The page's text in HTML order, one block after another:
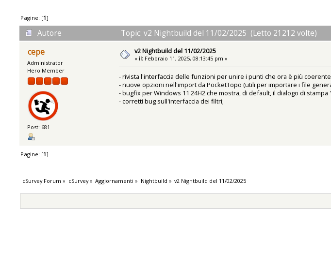
Pagine: [1]
Autore
Topic: v2 Nightbuild del 11/02/2025 (Letto 21212 volte)
cepe
Administrator
Hero Member
Post: 681
v2 Nightbuild del 11/02/2025
« il: Febbraio 11, 2025, 08:13:45 pm »
- rivista l'interfaccia delle funzioni per unire i punti che ora è più
- nuove opzioni nell'import da PocketTopo (utili per importare i file
- bugfix per Windows 11 24H2 che mostra, di default, il dialogo di
- corretti bug sull'interfaccia dei filtri;
Pagine: [1]
cSurvey Forum » cSurvey» Aggiornamenti » Nightbuild » v2 Nightbuild del 11/02/2025